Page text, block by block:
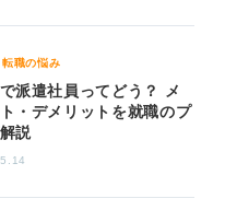
です。
転職の悩み
派遣社員ってどう？ メ
・デメリットを就職のプ
説